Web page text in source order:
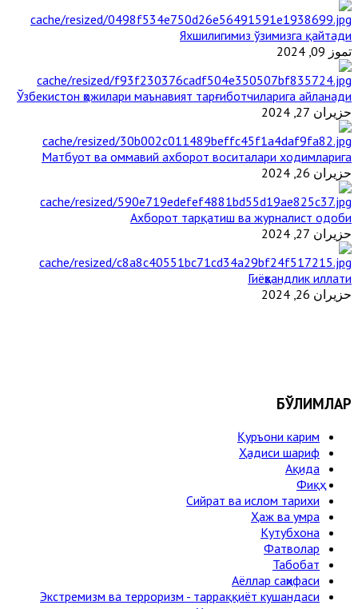
Яхшилигимиз ўзимизга қайтади
تموز 09, 2024
Ўзбекистон ҳожилари маънавият тарғиботчиларига айланади
حزيران 27, 2024
Матбуот ва оммавий ахборот воситалари ходимларига
حزيران 26, 2024
Ахборот тарқатиш ва журналист одоби
حزيران 27, 2024
Гиёҳвандлик иллати
حزيران 26, 2024
БЎЛИМЛАР
Қуръони карим
Ҳадиси шариф
Ақида
Фиқҳ
Сийрат ва ислом тарихи
Ҳаж ва умра
Кутубхона
Фатволар
Табобат
Аёллар саҳифаси
Экстремизм ва терроризм - тарраққиёт кушандаси